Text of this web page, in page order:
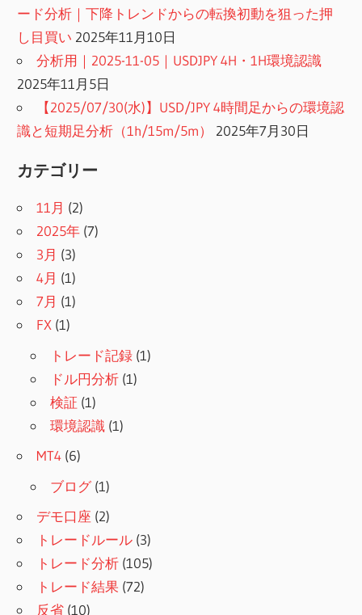
ード分析｜下降トレンドからの転換初動を狙った押
し目買い 2025年11月10日
分析用｜2025-11-05｜USDJPY 4H・1H環境認識
2025年11月5日
【2025/07/30(水)】USD/JPY 4時間足からの環境認
識と短期足分析（1h/15m/5m）
2025年7月30日
カテゴリー
11月 (2)
2025年 (7)
3月 (3)
4月 (1)
7月 (1)
FX (1)
トレード記録 (1)
ドル円分析 (1)
検証 (1)
環境認識 (1)
MT4 (6)
ブログ(1)
デモ口座 (2)
トレードルール (3)
トレード分析 (105)
トレード結果 (72)
反省 (10)